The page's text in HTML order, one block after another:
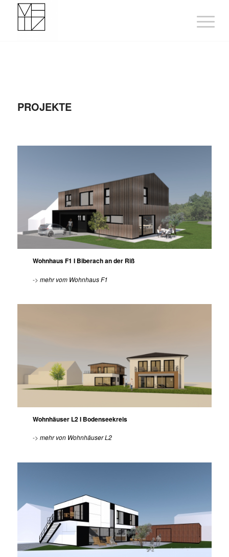
PROJEKTE
Wohnhaus F1 I Biberach an der Riß
->mehr vom Wohnhaus F1
Wohnhäuser L2 I Bodenseekreis
->mehr von Wohnhäuser L2